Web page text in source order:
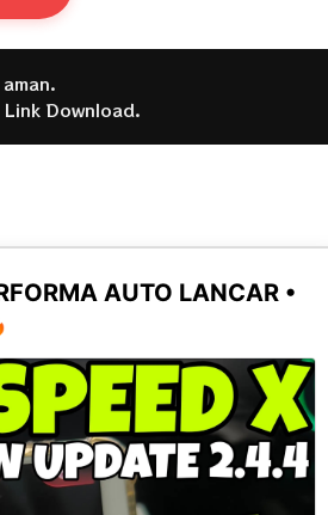
Download.
AUTO LANCAR •